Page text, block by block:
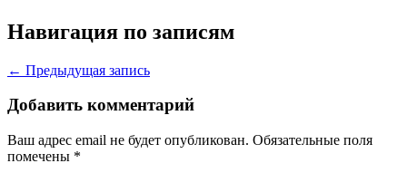
Навигация по записям
← Предыдущая запись
Добавить комментарий
Ваш адрес email не будет опубликован. Обязательные поля
помечены *